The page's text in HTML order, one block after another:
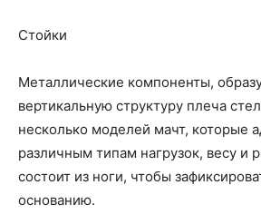
Стойки
Металлические компоненты,
вертикальную структуру плеча
несколько моделей мачт, которые
различным типам нагрузок, весу и
состоит из ноги, чтобы
основанию.